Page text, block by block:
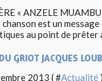
« ANZELE
chanson est un
au point de prêter
GRIOT JACQUES
2013 ( #Actualité )